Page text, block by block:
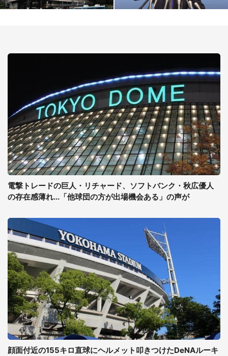
電撃トレードの巨人・リチャード、ソフトバンク・秋広優人
の存在感薄れ...「他球団の方が出場機会ある」の声が
顔面付近の155キロ直球にヘルメット叩きつけたDeNAルーキ